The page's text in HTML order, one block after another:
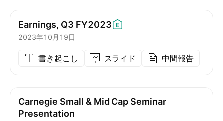
Earnings, Q3 FY2023
2023年10月19日
書き起こし スライド 中間報告
Carnegie Small & Mid Cap Seminar
Presentation